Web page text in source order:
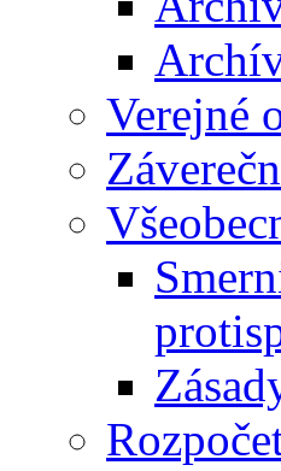
Verejné